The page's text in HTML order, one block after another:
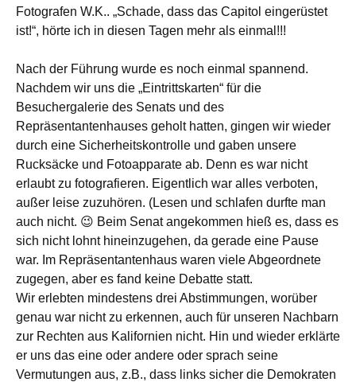
Fotografen W.K.. „Schade, dass das Capitol eingerüstet
ist!“, hörte ich in diesen Tagen mehr als einmal!!!
Nach der Führung wurde es noch einmal spannend.
Nachdem wir uns die „Eintrittskarten“ für die
Besuchergalerie des Senats und des
Repräsentantenhauses geholt hatten, gingen wir wieder
durch eine Sicherheitskontrolle und gaben unsere
Rucksäcke und Fotoapparate ab. Denn es war nicht
erlaubt zu fotografieren. Eigentlich war alles verboten,
außer leise zuzuhören. (Lesen und schlafen durfte man
auch nicht. 😉 Beim Senat angekommen hieß es, dass es
sich nicht lohnt hineinzugehen, da gerade eine Pause
war. Im Repräsentantenhaus waren viele Abgeordnete
zugegen, aber es fand keine Debatte statt.
Wir erlebten mindestens drei Abstimmungen, worüber
genau war nicht zu erkennen, auch für unseren Nachbarn
zur Rechten aus Kalifornien nicht. Hin und wieder erklärte
er uns das eine oder andere oder sprach seine
Vermutungen aus, z.B., dass links sicher die Demokraten